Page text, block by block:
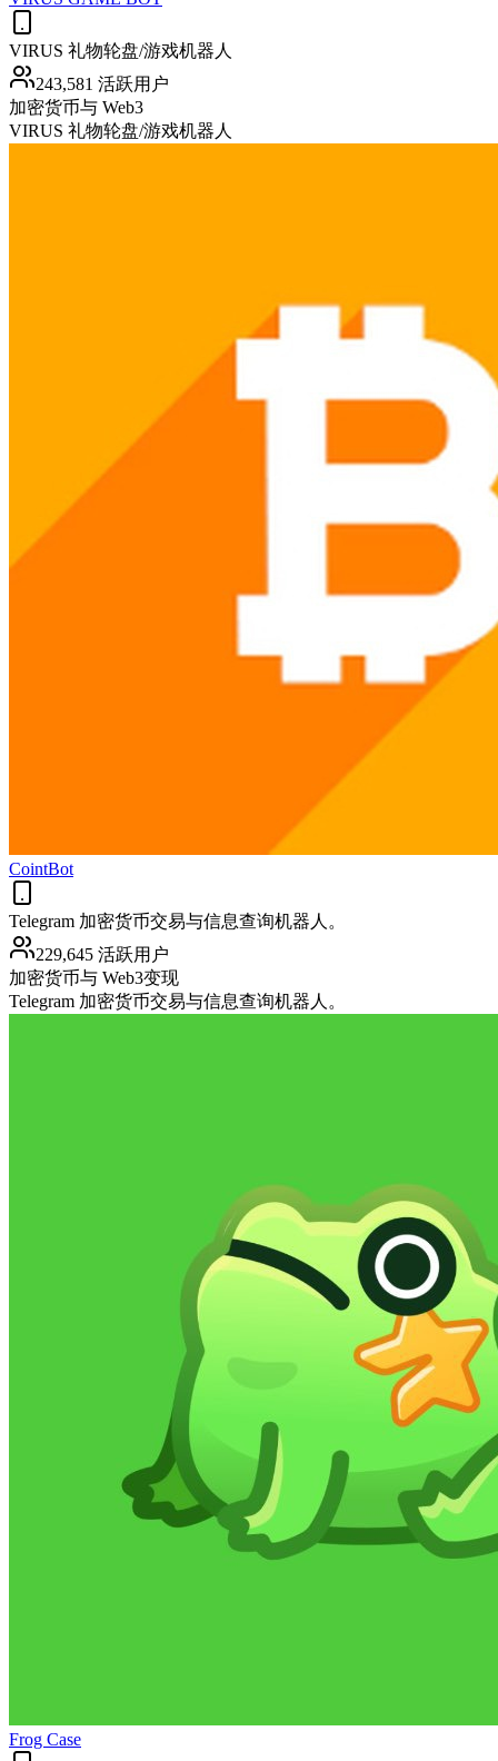
VIRUS 礼物轮盘/游戏机器人
243,581 活跃用户
加密货币与 Web3
VIRUS 礼物轮盘/游戏机器人
CointBot
Telegram 加密货币交易与信息查询机器人。
229,645 活跃用户
加密货币与 Web3变现
Telegram 加密货币交易与信息查询机器人。
Frog Case